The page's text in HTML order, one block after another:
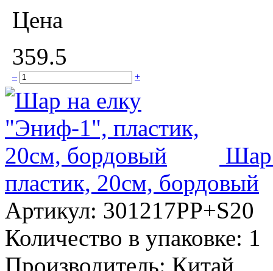
Цена
359.5
– +
Шар
пластик, 20см, бордовый
Артикул: 301217PP+S20
Количество в упаковке: 1
Производитель: Китай